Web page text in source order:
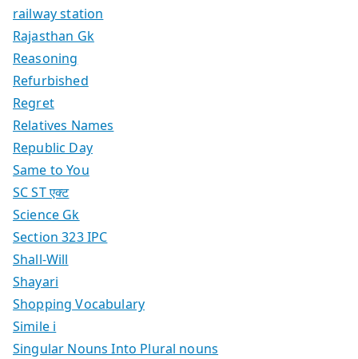
railway station
Rajasthan Gk
Reasoning
Refurbished
Regret
Relatives Names
Republic Day
Same to You
SC ST एक्ट
Science Gk
Section 323 IPC
Shall-Will
Shayari
Shopping Vocabulary
Simile i
Singular Nouns Into Plural nouns